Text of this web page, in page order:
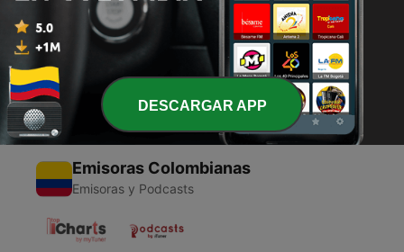
1 - Gpsestereo (Trailer)
02 mayo 2020
Emisoras Colombianas
Emisoras y Podcasts
DESCARGAR APP